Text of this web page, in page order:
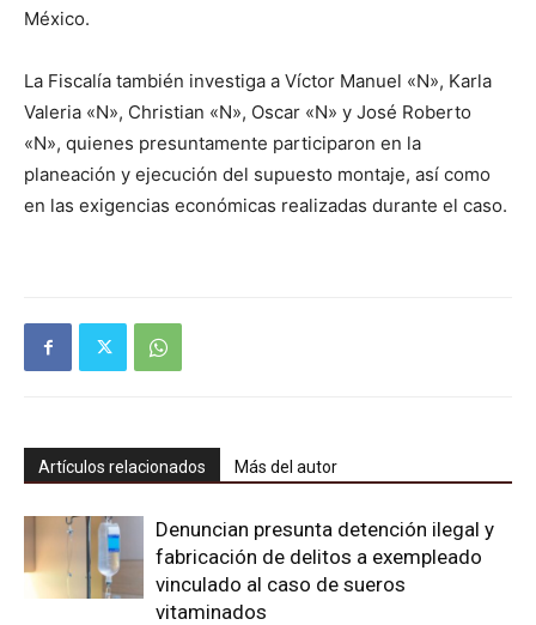
México.
La Fiscalía también investiga a Víctor Manuel «N», Karla
Valeria «N», Christian «N», Oscar «N» y José Roberto
«N», quienes presuntamente participaron en la
planeación y ejecución del supuesto montaje, así como
en las exigencias económicas realizadas durante el caso.
Artículos relacionados Más del autor
Denuncian presunta detención ilegal y
fabricación de delitos a exempleado
vinculado al caso de sueros
vitaminados